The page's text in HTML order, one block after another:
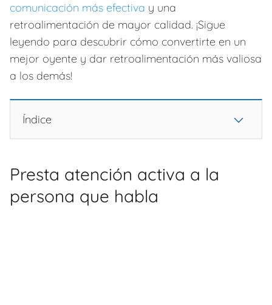
comunicación más efectiva y una
retroalimentación de mayor calidad. ¡Sigue
leyendo para descubrir cómo convertirte en un
mejor oyente y dar retroalimentación más valiosa
a los demás!
Índice
Presta atención activa a la
persona que habla